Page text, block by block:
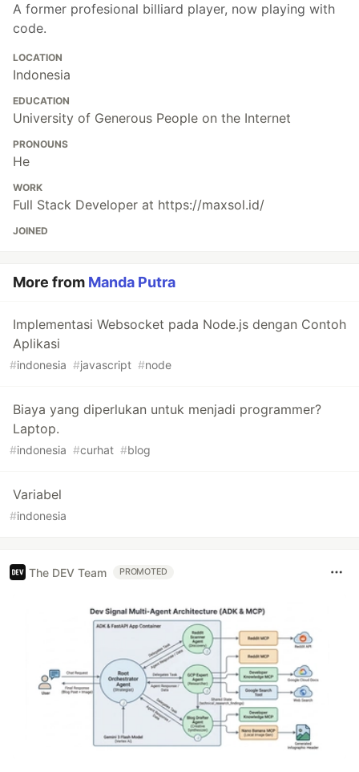
A former profesional billiard player, now playing with
code.
LOCATION
Indonesia
EDUCATION
University of Generous People on the Internet
PRONOUNS
He
WORK
Full Stack Developer at https://maxsol.id/
JOINED
More from Manda Putra
Implementasi Websocket pada Node.js dengan Contoh
Aplikasi
#indonesia #javascript #node
Biaya yang diperlukan untuk menjadi programmer?
Laptop.
#indonesia #curhat #blog
Variabel
#indonesia
The DEV Team PROMOTED